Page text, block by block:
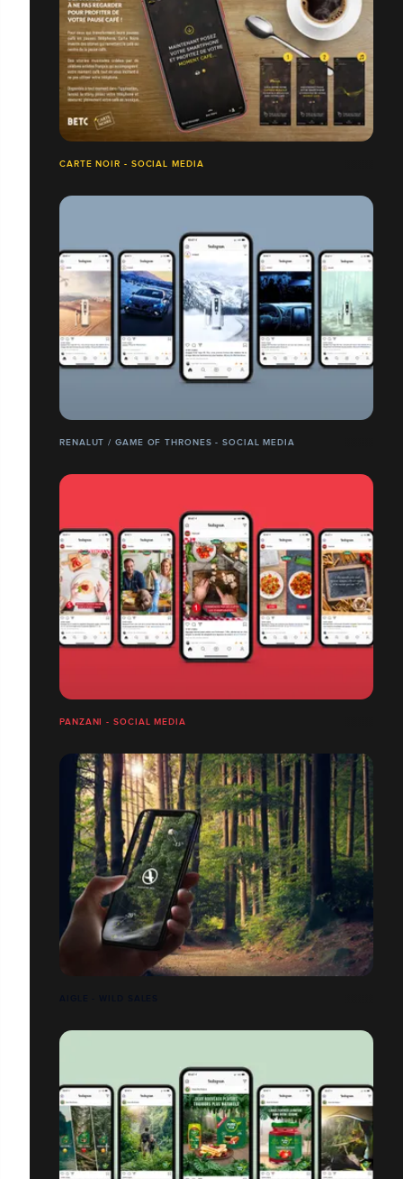
CARTE NOIR - SOCIAL MEDIA
RENALUT / GAME OF THRONES - SOCIAL MEDIA
PANZANI - SOCIAL MEDIA